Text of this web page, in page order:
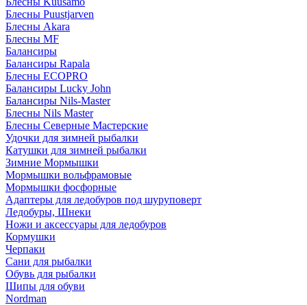
Блесны Puustjarven
Блесны Akara
Блесны MF
Балансиры
Балансиры Rapala
Блесны ECOPRO
Балансиры Lucky John
Балансиры Nils-Master
Блесны Nils Master
Блесны Северные Мастерские
Удочки для зимней рыбалки
Катушки для зимней рыбалки
Зимние Мормышки
Мормышки вольфрамовые
Мормышки фосфорные
Адаптеры для ледобуров под шуруповерт
Ледобуры, Шнеки
Ножи и аксессуары для ледобуров
Кормушки
Черпаки
Сани для рыбалки
Обувь для рыбалки
Шипы для обуви
Nordman